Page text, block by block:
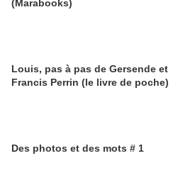
(Marabooks)
Louis, pas à pas de Gersende et
Francis Perrin (le livre de poche)
Des photos et des mots # 1